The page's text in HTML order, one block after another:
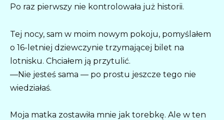
Po raz pierwszy nie kontrolowała już historii.
Tej nocy, sam w moim nowym pokoju, pomyślałem
o 16-letniej dziewczynie trzymającej bilet na
lotnisku. Chciałem ją przytulić.
—Nie jesteś sama — po prostu jeszcze tego nie
wiedziałaś.
Moja matka zostawiła mnie jak torebkę. Ale w ten